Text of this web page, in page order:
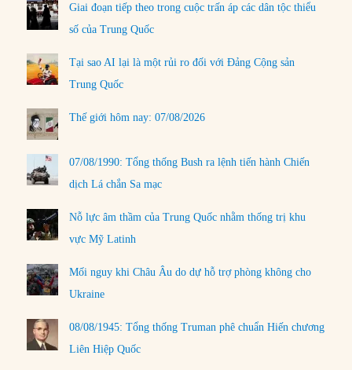
Giai đoạn tiếp theo trong cuộc trấn áp các dân tộc thiểu
số của Trung Quốc
Tại sao AI lại là một rủi ro đối với Đảng Cộng sản
Trung Quốc
Thế giới hôm nay: 07/08/2026
07/08/1990: Tổng thống Bush ra lệnh tiến hành Chiến
dịch Lá chắn Sa mạc
Nỗ lực âm thầm của Trung Quốc nhằm thống trị khu
vực Mỹ Latinh
Mối nguy khi Châu Âu do dự hỗ trợ phòng không cho
Ukraine
08/08/1945: Tổng thống Truman phê chuẩn Hiến chương
Liên Hiệp Quốc